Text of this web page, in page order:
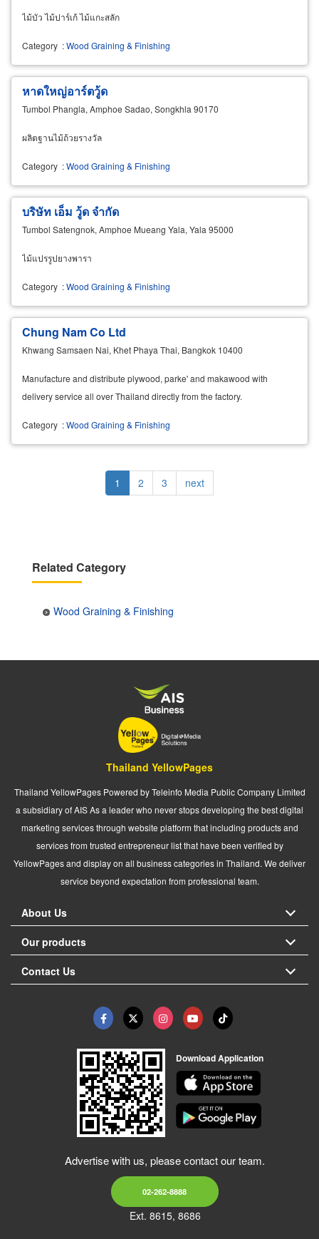
ไม้บัว ไม้ปาร์เก้ ไม้แกะสลัก
Category :Wood Graining & Finishing
หาดใหญ่อาร์ตวู้ด
Tumbol Phangla, Amphoe Sadao, Songkhla 90170
ผลิตฐานไม้ถ้วยรางวัล
Category :Wood Graining & Finishing
บริษัท เอ็ม วู้ด จำกัด
Tumbol Satengnok, Amphoe Mueang Yala, Yala 95000
ไม้แปรรูปยางพารา
Category :Wood Graining & Finishing
Chung Nam Co Ltd
Khwang Samsaen Nai, Khet Phaya Thai, Bangkok 10400
Manufacture and distribute plywood, parke' and makawood with
delivery service all over Thailand directly from the factory.
Category :Wood Graining & Finishing
Current
page
1 Page
2 Page
3
Next
page
next
Related Category
Wood Graining & Finishing
Thailand YellowPages
Thailand YellowPages Powered by Teleinfo Media Public Company Limited
a subsidiary of AIS As a leader who never stops developing the best digital
marketing services through website platform that including products and
services from trusted entrepreneur list that have been verified by
YellowPages and display on all business categories in Thailand. We deliver
service beyond expectation from professional team.
About Us
Our products
Contact Us
Download Application
Advertise with us, please contact our team.
02-262-8888
Ext. 8615, 8686